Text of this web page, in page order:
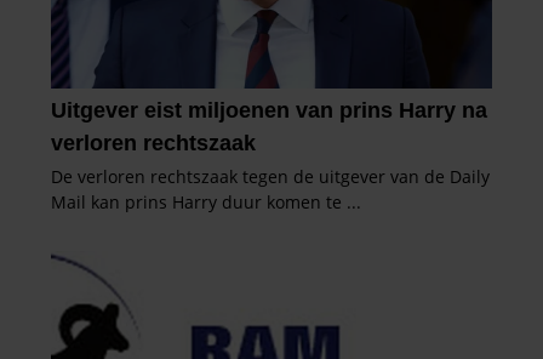
partners voor social media, adverteren en analyse. Deze
partners kunnen deze gegevens combineren met andere
informatie die u aan ze heeft verstrekt of die ze hebben
verzameld op basis van uw gebruik van hun services. U
gaat akkoord met onze cookies als u onze website blijft
gebruiken.